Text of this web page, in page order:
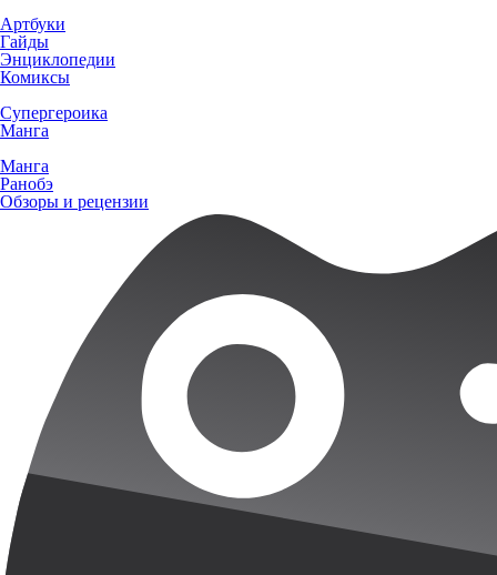
Артбуки
Гайды
Энциклопедии
Комиксы
Супергероика
Манга
Манга
Ранобэ
Обзоры и рецензии